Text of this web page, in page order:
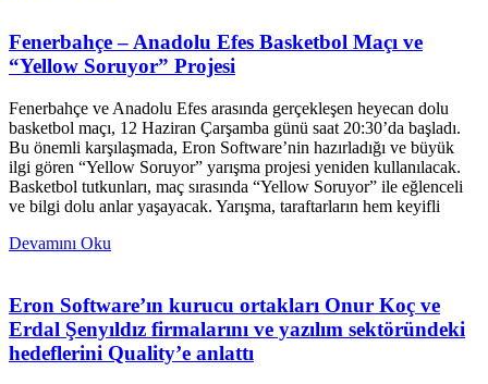
Fenerbahçe – Anadolu Efes Basketbol Maçı ve
“Yellow Soruyor” Projesi
Fenerbahçe ve Anadolu Efes arasında gerçekleşen heyecan dolu
basketbol maçı, 12 Haziran Çarşamba günü saat 20:30’da başladı.
Bu önemli karşılaşmada, Eron Software’nin hazırladığı ve büyük
ilgi gören “Yellow Soruyor” yarışma projesi yeniden kullanılacak.
Basketbol tutkunları, maç sırasında “Yellow Soruyor” ile eğlenceli
ve bilgi dolu anlar yaşayacak. Yarışma, taraftarların hem keyifli
Devamını Oku
Eron Software’ın kurucu ortakları Onur Koç ve
Erdal Şenyıldız firmalarını ve yazılım sektöründeki
hedeflerini Quality’e anlattı